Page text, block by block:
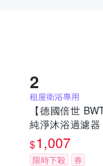
租屋衛浴專用
【德國倍世
純淨沐浴過濾
HOWER 濾芯 (
專用)
$1,007
限時下殺 券